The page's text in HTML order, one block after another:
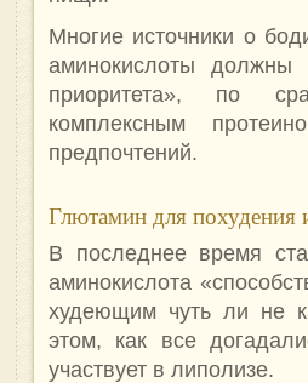
Многие источники о
аминокислоты должны
приоритета», по
комплексным
предпочтений.
Глютамин для похудения
В последнее время
аминокислота
худеющим чуть ли не
этом, как все
участвует в липолизе.